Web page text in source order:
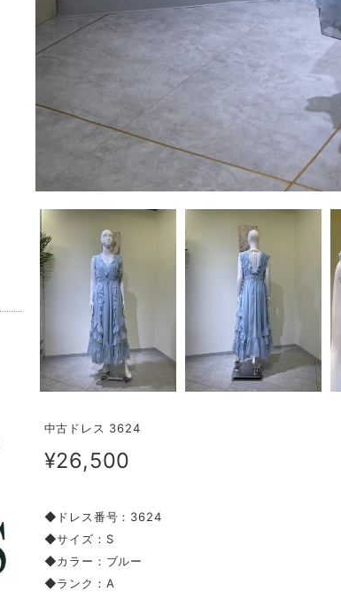
中古ドレス 3624
¥26,500
◆ドレス番号：3624
◆サイズ：S
◆カラー：ブルー
◆ランク：A